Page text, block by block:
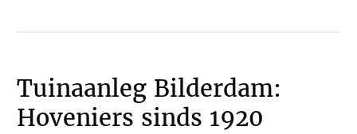
Tuinaanleg Bilderdam:
Hoveniers sinds 1920